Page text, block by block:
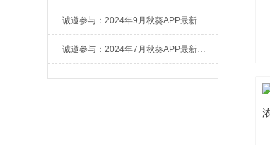
诚邀参与：2024年9月秋葵APP最新官方下载冻干技术集训营
诚邀参与：2024年7月秋葵APP最新官方下载冻干技术进阶集训营